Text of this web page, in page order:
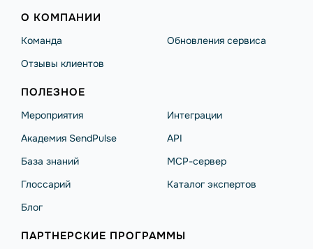
О КОМПАНИИ
Команда
Отзывы клиентов
Обновления сервиса
ПОЛЕЗНОЕ
Мероприятия
Академия SendPulse
База знаний
Глоссарий
Блог
Интеграции
API
MCP-сервер
Каталог экспертов
ПАРТНЕРСКИЕ ПРОГРАММЫ